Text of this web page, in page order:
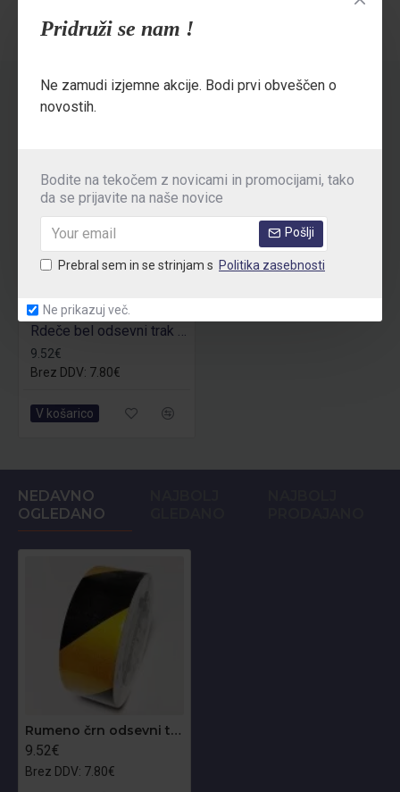
Pridruži se nam !
Ne zamudi izjemne akcije. Bodi prvi obveščen o
novostih.
Bodite na tekočem z novicami in promocijami, tako
da se prijavite na naše novice
Pošlji
Prebral sem in se strinjam s Politika zasebnosti
Ne prikazuj več.
OSTALI SO TUDI KUPILI
Rdeče bel odsevni trak 50mm
9.52€
Brez DDV: 7.80€
V košarico
NEDAVNO
OGLEDANO
Rumeno črn odsevni trak 50mm
9.52€
Brez DDV: 7.80€